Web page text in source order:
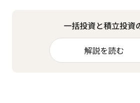
一括投資と積立投資
解説を読む